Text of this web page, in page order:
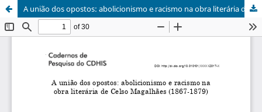
A união dos opostos: abolicionismo e racismo na obra literária de Celso Magalhães (1867-1879)